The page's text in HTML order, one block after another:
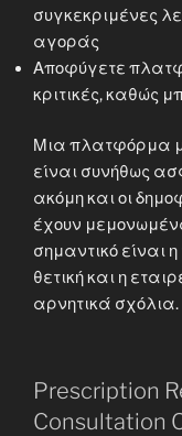
συγκεκριμένες
αγοράς
Αποφύγετε
κριτικές, καθώς
Μια πλατφόρμα
είναι συνήθως
ακόμη και οι
έχουν
σημαντικό είναι
θετική και η
αρνητικά σχόλια.
Prescription
Consultation